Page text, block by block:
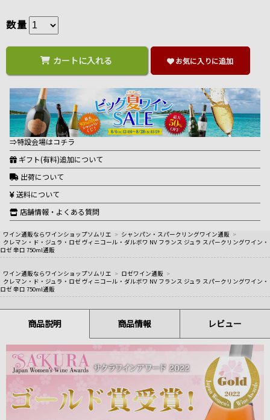
数量
カートに入れる お気に入りに追加
⇒特設会場はコチラ
ギフト(有料)追加について
出荷について
送料について
店舗情報・よくある質問
ワイン通販ならワインショップソムリエ > シャンパン・スパークリングワイン通販 >
クレマン・ド・ジュラ・ロゼ ヴィニコール・ダルボワ NV フランス ジュラ スパークリングワイン・
ロゼ 辛口 750ml通販
ワイン通販ならワインショップソムリエ > ロゼワイン通販 >
クレマン・ド・ジュラ・ロゼ ヴィニコール・ダルボワ NV フランス ジュラ スパークリングワイン・
ロゼ 辛口 750ml通販
商品説明 商品情報 レビュー